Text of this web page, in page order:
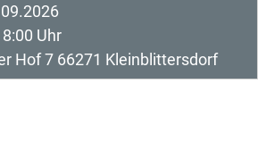
Uhr
Hof 7 66271 Kleinblittersdorf